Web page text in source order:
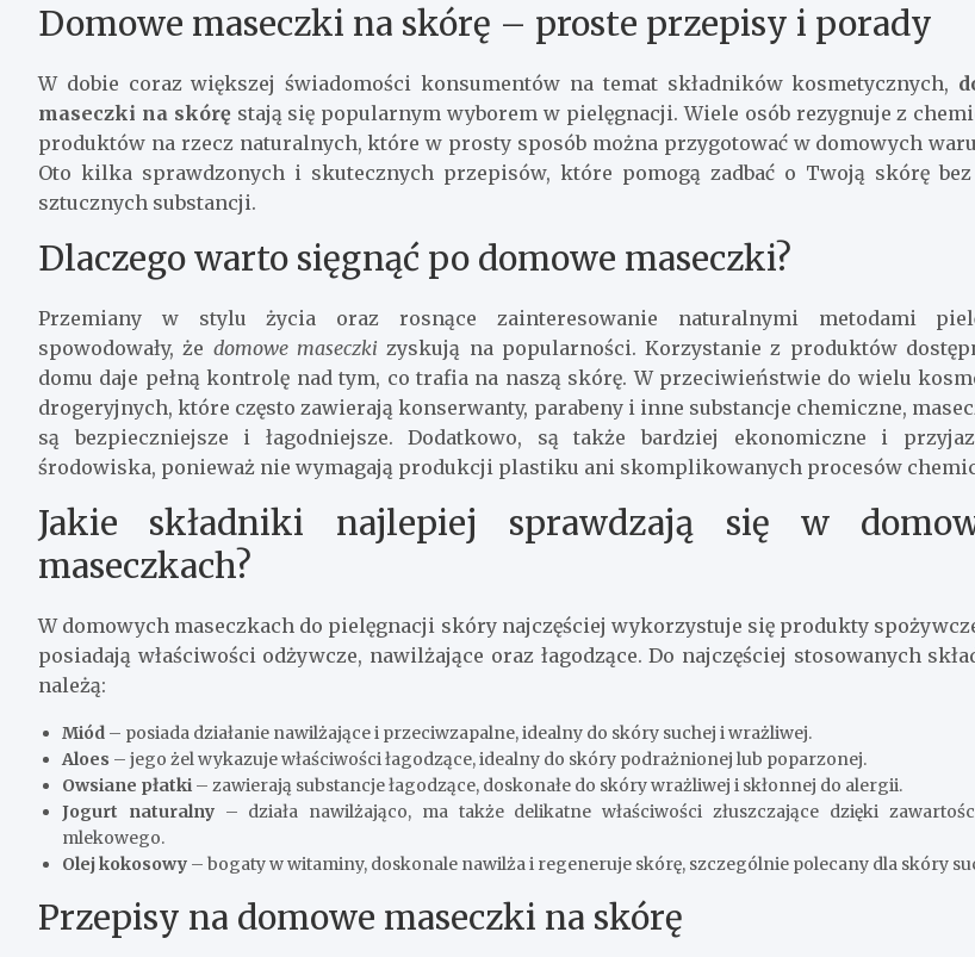
Domowe maseczki na skórę – proste przepisy i porady
W dobie coraz większej świadomości konsumentów na temat składników kosmetycznych,
maseczki na skóręstają się popularnym wyborem w pielęgnacji. Wiele osób rezygnuje z
produktów na rzecz naturalnych, które w prosty sposób można przygotować w domowych
Oto kilka sprawdzonych i skutecznych przepisów, które pomogą zadbać o Twoją skórę
sztucznych substancji.
Dlaczego warto sięgnąć po domowe maseczki?
Przemiany w stylu życia oraz rosnące zainteresowanie naturalnymi metodami
spowodowały, że domowe maseczki zyskują na popularności. Korzystanie z produktów
domu daje pełną kontrolę nad tym, co trafia na naszą skórę. W przeciwieństwie do wielu
drogeryjnych, które często zawierają konserwanty, parabeny i inne substancje chemiczne,
są bezpieczniejsze i łagodniejsze. Dodatkowo, są także bardziej ekonomiczne i
środowiska, ponieważ nie wymagają produkcji plastiku ani skomplikowanych procesów
Jakie składniki najlepiej sprawdzają się w
maseczkach?
W domowych maseczkach do pielęgnacji skóry najczęściej wykorzystuje się produkty
posiadają właściwości odżywcze, nawilżające oraz łagodzące. Do najczęściej stosowanych
należą:
Miód – posiada działanie nawilżające i przeciwzapalne, idealny do skóry suchej i wrażliwej.
Aloes – jego żel wykazuje właściwości łagodzące, idealny do skóry podrażnionej lub poparzonej.
Owsiane płatki – zawierają substancje łagodzące, doskonałe do skóry wrażliwej i skłonnej do alergii.
Jogurt naturalny– działa nawilżająco, ma także delikatne właściwości złuszczające dzięki
mlekowego.
Olej kokosowy – bogaty w witaminy, doskonale nawilża i regeneruje skórę, szczególnie polecany dla skóry
Przepisy na domowe maseczki na skórę